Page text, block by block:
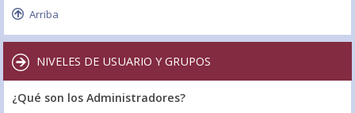
Arriba
NIVELES DE USUARIO Y GRUPOS
¿Qué son los Administradores?